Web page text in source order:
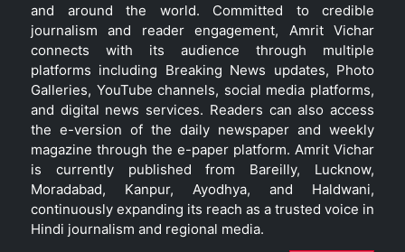
and around the world. Committed to credible
journalism and reader engagement, Amrit Vichar
connects with its audience through multiple
platforms including Breaking News updates, Photo
Galleries, YouTube channels, social media platforms,
and digital news services. Readers can also access
the e-version of the daily newspaper and weekly
magazine through the e-paper platform. Amrit Vichar
is currently published from Bareilly, Lucknow,
Moradabad, Kanpur, Ayodhya, and Haldwani,
continuously expanding its reach as a trusted voice in
Hindi journalism and regional media.